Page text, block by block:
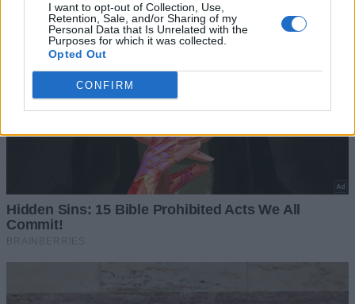
I want to opt-out of Collection, Use,
Retention, Sale, and/or Sharing of my
Personal Data that Is Unrelated with the
Purposes for which it was collected.
Opted Out
CONFIRM